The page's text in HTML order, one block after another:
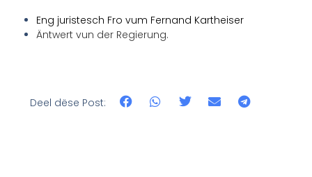
Eng juristesch Fro vum Fernand Kartheiser
Äntwert vun der Regierung.
Deel dëse Post: